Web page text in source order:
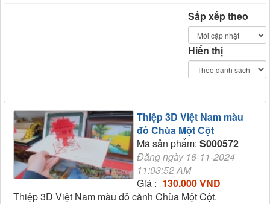
Sắp xếp theo
Hiển thị
Thiệp 3D Việt Nam màu
đỏ Chùa Một Cột
Mã sản phẩm: S000572
Đăng ngày 16-11-2024
11:03:52 AM
Giá : 130.000 VND
Thiệp 3D Việt Nam màu đỏ cảnh Chùa Một Cột.